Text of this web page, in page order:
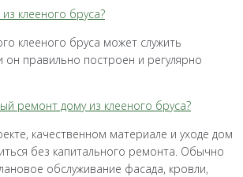
клееного бруса?
клееного бруса может служить
он правильно построен и регулярно
ремонт дому из клееного бруса?
качественном материале и уходе дом
без капитального ремонта. Обычно
обслуживание фасада, кровли,